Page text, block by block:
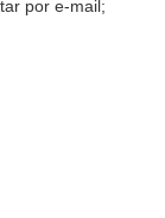
por e-mail;